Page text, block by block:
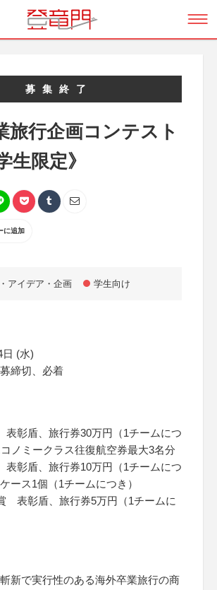
募集終了
旅行企画コンテスト
生限定》
に追加
アイデア・企画 学生向け
日 (水)
締切、必着
彰盾、旅行券30万円（1チームにつ
ノミークラス往復航空券最大3名分
彰盾、旅行券10万円（1チームにつ
ース1個（1チームにつき）
表彰盾、旅行券5万円（1チームに
新で実行性のある海外卒業旅行の商